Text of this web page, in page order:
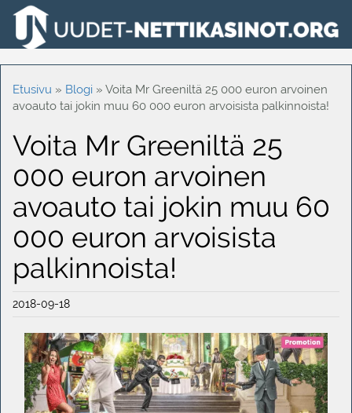
Etusivu » Blogi » Voita Mr Greeniltä 25 000 euron arvoinen
avoauto tai jokin muu 60 000 euron arvoisista palkinnoista!
Voita Mr Greeniltä 25
000 euron arvoinen
avoauto tai jokin muu 60
000 euron arvoisista
palkinnoista!
2018-09-18